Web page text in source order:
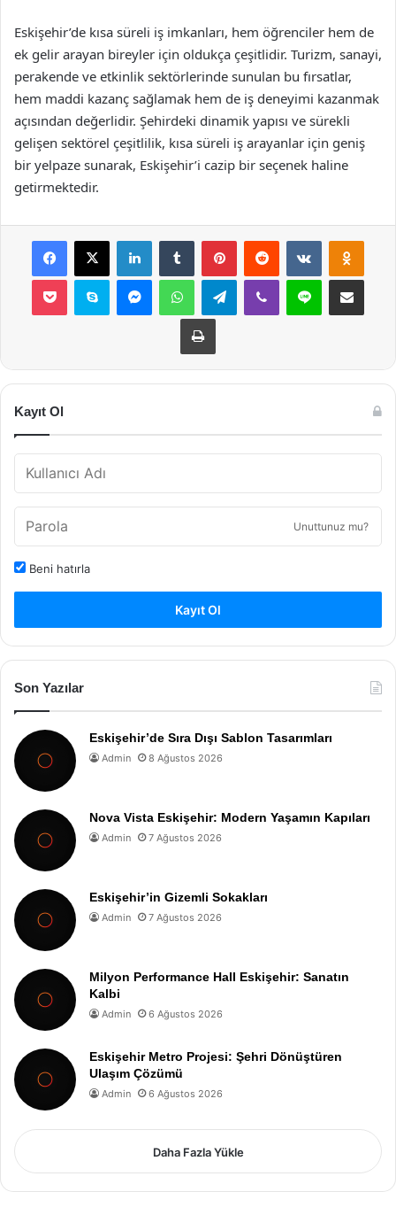
Eskişehir’de kısa süreli iş imkanları, hem öğrenciler hem de
ek gelir arayan bireyler için oldukça çeşitlidir. Turizm, sanayi,
perakende ve etkinlik sektörlerinde sunulan bu fırsatlar,
hem maddi kazanç sağlamak hem de iş deneyimi kazanmak
açısından değerlidir. Şehirdeki dinamik yapısı ve sürekli
gelişen sektörel çeşitlilik, kısa süreli iş arayanlar için geniş
bir yelpaze sunarak, Eskişehir’i cazip bir seçenek haline
getirmektedir.
Facebook
X LinkedInTumblr PinterestReddit VKontakte
Pocket Skype MessengerWhatsAppTelegramViber Line E-Posta ile
Yazdır
Kayıt Ol
Unuttunuz mu?
Beni hatırla
Kayıt Ol
Son Yazılar
Eskişehir’de Sıra Dışı Sablon Tasarımları
Admin 8 Ağustos 2026
Nova Vista Eskişehir: Modern Yaşamın Kapıları
Admin 7 Ağustos 2026
Eskişehir’in Gizemli Sokakları
Admin 7 Ağustos 2026
Milyon Performance Hall Eskişehir: Sanatın
Kalbi
Admin 6 Ağustos 2026
Eskişehir Metro Projesi: Şehri Dönüştüren
Ulaşım Çözümü
Admin 6 Ağustos 2026
Daha Fazla Yükle